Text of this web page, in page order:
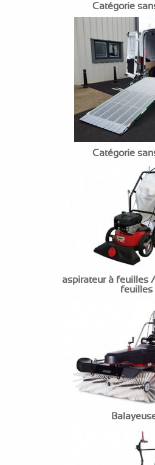
Catégorie
Catégorie
aspirateur à feuilles
feuilles